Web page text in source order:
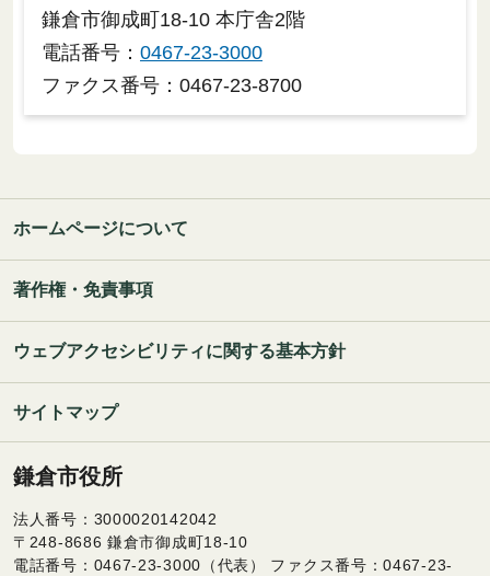
鎌倉市御成町18-10 本庁舎2階
電話番号： 0467-23-3000
ファクス番号：0467-23-8700
ホームページについて
著作権・免責事項
ウェブアクセシビリティに関する基本方針
サイトマップ
鎌倉市役所
法人番号：3000020142042
〒248-8686 鎌倉市御成町18-10
電話番号：0467-23-3000（代表） ファクス番号：0467-23-